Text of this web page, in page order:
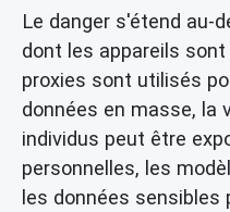
Le danger s'étend au-
dont les appareils
proxies sont utilisés
données en masse, la
individus peut être
personnelles, les
les données